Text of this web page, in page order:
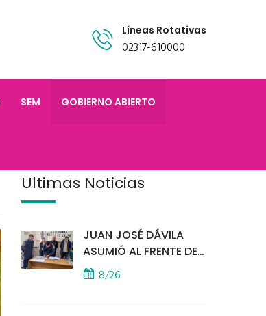
Líneas Rotativas
02317-610000
SEM GOBIERNO ABIERTO
Últimas Noticias
JUAN JOSÉ DÁVILA
ASUMIÓ AL FRENTE DE
LA POLICÍA COMUNAL
8/26